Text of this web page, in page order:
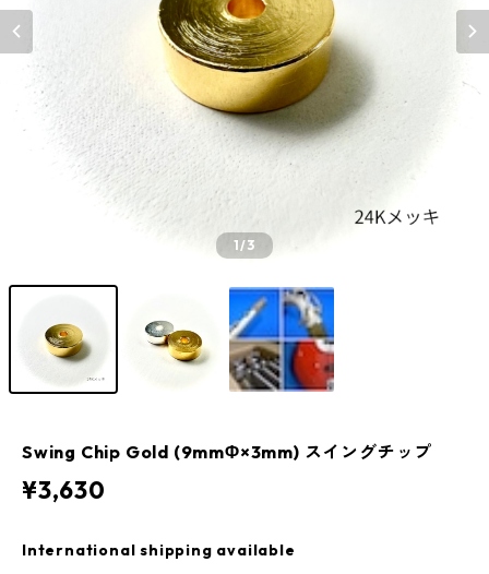
1/3
Swing Chip Gold (9mmΦ×3mm) スイングチップ
¥3,630
International shipping available